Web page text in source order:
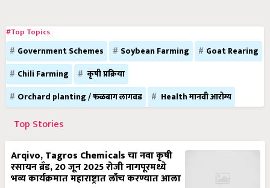
#Top Topics
Government Schemes Soybean Farming
Goat Rearing
Chili Farming
कृषी प्रक्रिया
Orchard planting / फळबाग लागवड
Health मानवी आरोग्य
Top Stories
Arqivo, Tagros Chemicals चा नवा कृषी
रसायन ब्रँड, 20 जून 2025 रोजी नागपूरमध्ये
भव्य कार्यक्रमात महाराष्ट्रात लाँच करण्यात आला